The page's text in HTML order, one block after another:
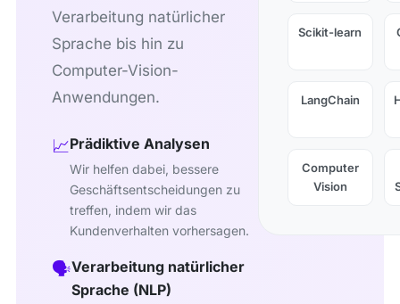
Verarbeitung natürlicher
Sprache bis hin zu
Computer-Vision-
Anwendungen.
📈Prädiktive Analysen
Wir helfen dabei, bessere
Geschäftsentscheidungen zu
treffen, indem wir das
Kundenverhalten vorhersagen.
🗣️Verarbeitung natürlicher
Sprache (NLP)
Scikit-learn
LangChain
Computer
Vision